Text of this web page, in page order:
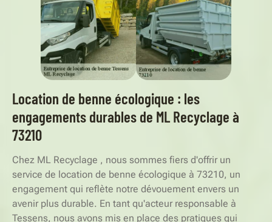
Location de benne écologique : les
engagements durables de ML Recyclage à
73210
Chez ML Recyclage , nous sommes fiers d'offrir un
service de location de benne écologique à 73210, un
engagement qui reflète notre dévouement envers un
avenir plus durable. En tant qu'acteur responsable à
Tessens, nous avons mis en place des pratiques qui